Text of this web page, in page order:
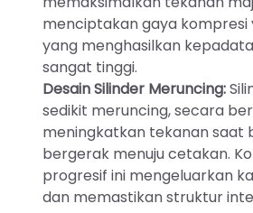
menciptakan gaya kompresi
yang menghasilkan
sangat tinggi.
Desain Silinder Meruncing:
sedikit meruncing, secara
meningkatkan tekanan saat
bergerak menuju cetakan.
progresif ini mengeluarkan
dan memastikan struktur